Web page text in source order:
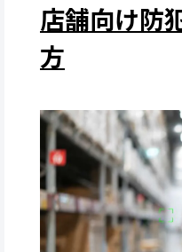
店舗向け防
方